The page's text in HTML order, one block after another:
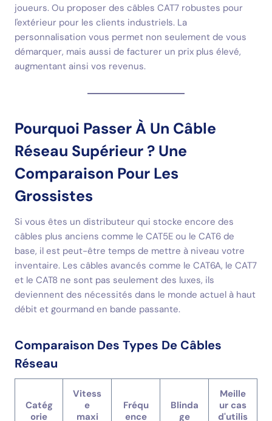
joueurs. Ou proposer des câbles CAT7 robustes pour
l'extérieur pour les clients industriels. La
personnalisation vous permet non seulement de vous
démarquer, mais aussi de facturer un prix plus élevé,
augmentant ainsi vos revenus.
Pourquoi Passer À Un Câble
Réseau Supérieur ? Une
Comparaison Pour Les
Grossistes
Si vous êtes un distributeur qui stocke encore des
câbles plus anciens comme le CAT5E ou le CAT6 de
base, il est peut-être temps de mettre à niveau votre
inventaire. Les câbles avancés comme le CAT6A, le CAT7
et le CAT8 ne sont pas seulement des luxes, ils
deviennent des nécessités dans le monde actuel à haut
débit et gourmand en bande passante.
Comparaison Des Types De Câbles
Réseau
Catég
orie
Vitess
e
maxi
Fréqu
ence
Blinda
ge
Meille
ur cas
d'utilis